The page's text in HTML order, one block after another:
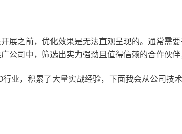
展之前，优化效果是无法直观呈现的。通常需
公司中，筛选出实力强劲且值得信赖的合作伙
业，积累了大量实战经验，下面我会从公司